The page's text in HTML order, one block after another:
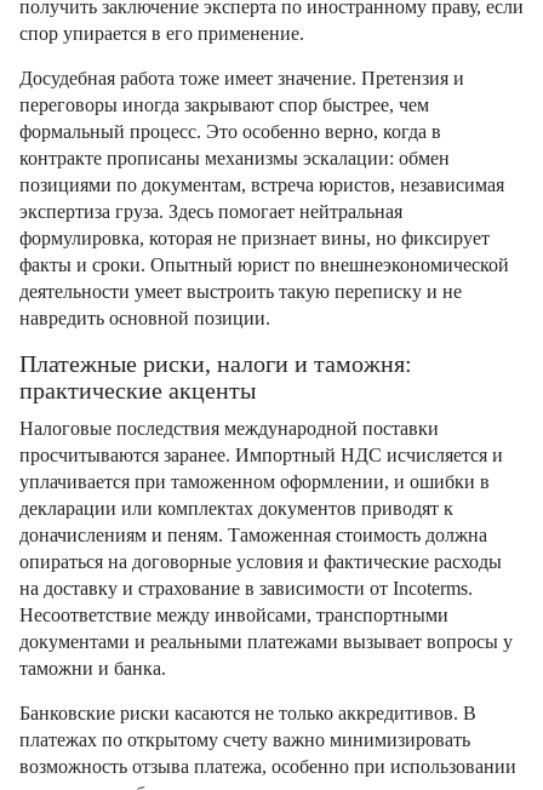
получить заключение эксперта по иностранному праву, если
спор упирается в его применение.
Досудебная работа тоже имеет значение. Претензия и
переговоры иногда закрывают спор быстрее, чем
формальный процесс. Это особенно верно, когда в
контракте прописаны механизмы эскалации: обмен
позициями по документам, встреча юристов, независимая
экспертиза груза. Здесь помогает нейтральная
формулировка, которая не признает вины, но фиксирует
факты и сроки. Опытный юрист по внешнеэкономической
деятельности умеет выстроить такую переписку и не
навредить основной позиции.
Платежные риски, налоги и таможня:
практические акценты
Налоговые последствия международной поставки
просчитываются заранее. Импортный НДС исчисляется и
уплачивается при таможенном оформлении, и ошибки в
декларации или комплектах документов приводят к
доначислениям и пеням. Таможенная стоимость должна
опираться на договорные условия и фактические расходы
на доставку и страхование в зависимости от Incoterms.
Несоответствие между инвойсами, транспортными
документами и реальными платежами вызывает вопросы у
таможни и банка.
Банковские риски касаются не только аккредитивов. В
платежах по открытому счету важно минимизировать
возможность отзыва платежа, особенно при использовании